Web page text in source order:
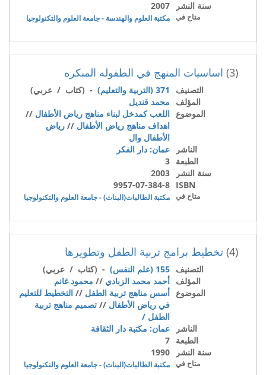
سنة النشر
2007
متاح في مكتبة العلوم والهندسة - جامعة العلوم والتكنولوجيا
(3) اساسيات المنهج في الطفوله المبكره
التصنيف 371 (التربية والتعليم)
- (كتاب / عربي)
المؤلف
محمد قنديل
الموضوع اللعب كمدخل لبناء مناهج رياض الأطفال //
اهداف مناهج رياض الأطفال // رياض
الأطفال وال
الناشر
عمان: دار الفكر
الطبعة 3
سنة النشر
2003
ISBN
9957-07-384-8
متاح في مكتبة الطالبات(البنات) - جامعة العلوم والتكنولوجيا
(4) تخطيط برامج تربية الطفل وتطويرها
التصنيف 155 (علم النفس)
- (كتاب / عربي)
المؤلف أحمد محمد الزبادي // محمود غانم
الموضوع أسس مناهج تربية الطفل // التخطيط للتعليم
في رياض الأطفال // تصميم مناهج تربية
الطفل /
الناشر
عمان: مكتبة دار الثقافة
الطبعة 7
سنة النشر
1990
متاح في مكتبة الطالبات(البنات) - جامعة العلوم والتكنولوجيا